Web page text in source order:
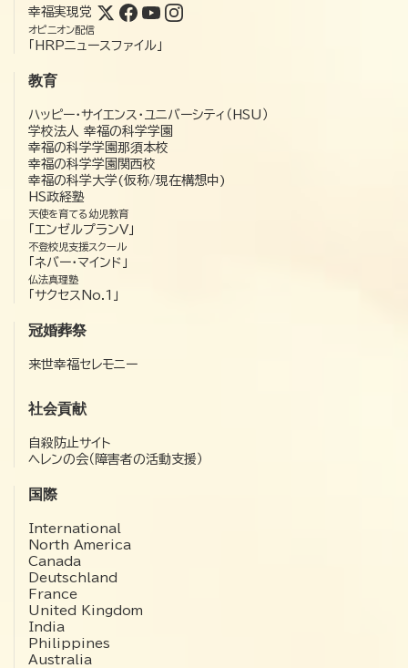
幸福実現党
オピニオン配信
「HRPニュースファイル」
教育
ハッピー・サイエンス・ユニバーシティ（HSU）
学校法人 幸福の科学学園
幸福の科学学園那須本校
幸福の科学学園関西校
幸福の科学大学(仮称/現在構想中)
HS政経塾
天使を育てる幼児教育
「エンゼルプランV」
不登校児支援スクール
「ネバー・マインド」
仏法真理塾
「サクセスNo.1」
冠婚葬祭
来世幸福セレモニー
社会貢献
自殺防止サイト
ヘレンの会（障害者の活動支援）
国際
International
North America
Canada
Deutschland
France
United Kingdom
India
Philippines
Australia